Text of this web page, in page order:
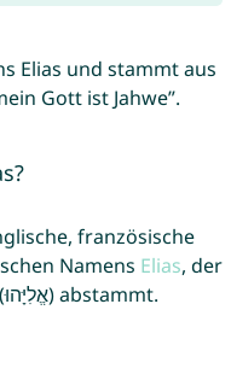
Elias und stammt aus
Gott ist Jahwe”.
französische
Namens Elias, der
vom hebräischen Namen Elijáhu (אֱלִיָּהוּ) abstammt.